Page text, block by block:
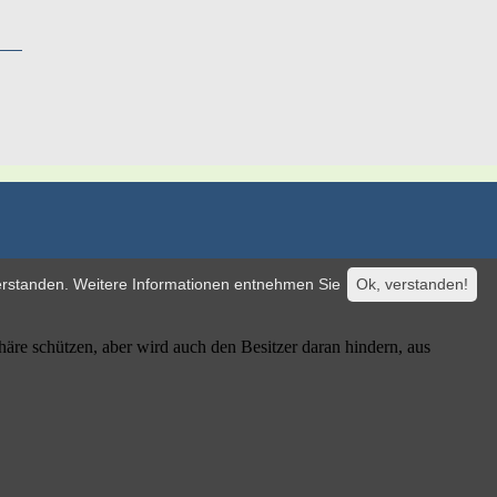
Ok, verstanden!
Weitere Informationen entnehmen Sie